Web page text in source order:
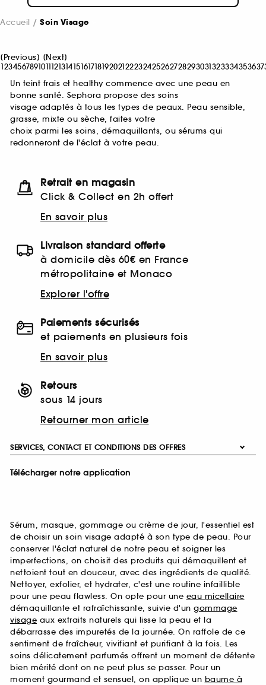
Accueil Soin Visage
[Previous] [Next]
12345678910111213141516171819202122232425262728293031323334353637
Un teint frais et healthy commence avec une peau en
bonne santé. Sephora propose des soins
visage adaptés à tous les types de peaux. Peau sensible,
grasse, mixte ou sèche, faites votre
choix parmi les soins, démaquillants, ou sérums qui
redonneront de l'éclat à votre peau.
Retrait en magasin
Click & Collect en 2h offert
En savoir plus
Livraison standard offerte
à domicile dès 60€ en France
métropolitaine et Monaco
Explorer l'offre
Paiements sécurisés
et paiements en plusieurs fois
En savoir plus
Retours
sous 14 jours
Retourner mon article
SERVICES, CONTACT ET CONDITIONS DES OFFRES
Télécharger notre application
Sérum, masque, gommage ou crème de jour, l'essentiel est
de choisir un soin visage adapté à son type de peau. Pour
conserver l'éclat naturel de notre peau et soigner les
imperfections, on choisit des produits qui démaquillent et
nettoient tout en douceur, avec des ingrédients de qualité.
Nettoyer, exfolier, et hydrater, c'est une routine infaillible
pour une peau flawless. On opte pour une eau micellaire
démaquillante et rafraîchissante, suivie d'un gommage
visage aux extraits naturels qui lisse la peau et la
débarrasse des impuretés de la journée. On raffole de ce
sentiment de fraîcheur, vivifiant et purifiant à la fois. Les
soins délicatement parfumés offrent un moment de détente
bien mérité dont on ne peut plus se passer. Pour un
moment gourmand et sensuel, on applique un baume à